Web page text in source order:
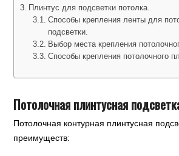
Плинтус для подсветки потолка.
Способы крепления ленты для
подсветки.
Выбор места крепления
Способы крепления потолочного
Потолочная плинтусная
Потолочная контурная плинтусная
преимуществ: